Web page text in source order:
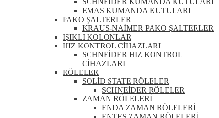
SCHNEIDER KUMANDA KUTULARI
EMAS KUMANDA KUTULARI
PAKO ŞALTERLER
KRAUS-NAİMER PAKO ŞALTERLER
IŞIKLI KOLONLAR
HIZ KONTROL CİHAZLARI
SCHNEİDER HIZ KONTROL
CİHAZLARI
RÖLELER
SOLİD STATE RÖLELER
SCHNEİDER RÖLELER
ZAMAN RÖLELERİ
ENDA ZAMAN RÖLELERİ
ENTES ZAMAN RÖLELERİ